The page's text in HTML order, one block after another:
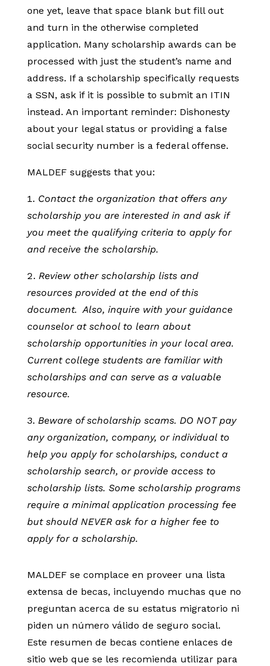
one yet, leave that space blank but fill out
and turn in the otherwise completed
application. Many scholarship awards can be
processed with just the student’s name and
address. If a scholarship specifically requests
a SSN, ask if it is possible to submit an ITIN
instead. An important reminder: Dishonesty
about your legal status or providing a false
social security number is a federal offense.
MALDEF suggests that you:
Contact the organization that offers any
scholarship you are interested in and ask if
you meet the qualifying criteria to apply for
and receive the scholarship.
Review other scholarship lists and
resources provided at the end of this
document. Also, inquire with your guidance
counselor at school to learn about
scholarship opportunities in your local area.
Current college students are familiar with
scholarships and can serve as a valuable
resource.
Beware of scholarship scams. DO NOT pay
any organization, company, or individual to
help you apply for scholarships, conduct a
scholarship search, or provide access to
scholarship lists. Some scholarship programs
require a minimal application processing fee
but should NEVER ask for a higher fee to
apply for a scholarship.
MALDEF se complace en proveer una lista
extensa de becas, incluyendo muchas que no
preguntan acerca de su estatus migratorio ni
piden un número válido de seguro social.
Este resumen de becas contiene enlaces de
sitio web que se les recomienda utilizar para